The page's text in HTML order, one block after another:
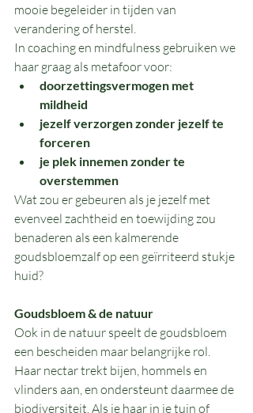
mooie begeleider in tijden van
verandering of herstel.
In coaching en mindfulness gebruiken we
haar graag als metafoor voor:
doorzettingsvermogen met
mildheid
jezelf verzorgen zonder jezelf te
forceren
je plek innemen zonder te
overstemmen
Wat zou er gebeuren als je jezelf met
evenveel zachtheid en toewijding zou
benaderen als een kalmerende
goudsbloemzalf op een geïrriteerd stukje
huid?
Goudsbloem & de natuur
Ook in de natuur speelt de goudsbloem
een bescheiden maar belangrijke rol.
Haar nectar trekt bijen, hommels en
vlinders aan, en ondersteunt daarmee de
biodiversiteit. Als je haar in je tuin of